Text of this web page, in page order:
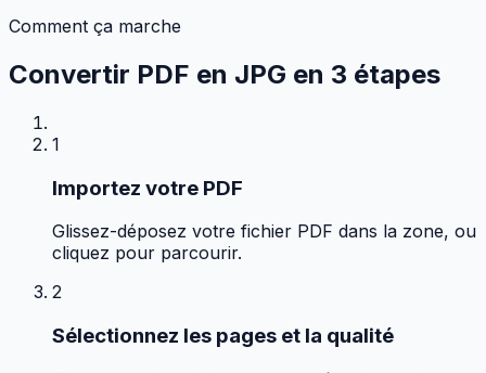
Comment ça marche
Convertir PDF en JPG en 3 étapes
1
Importez votre PDF
Glissez-déposez votre fichier PDF dans la zone, ou
cliquez pour parcourir.
2
Sélectionnez les pages et la qualité